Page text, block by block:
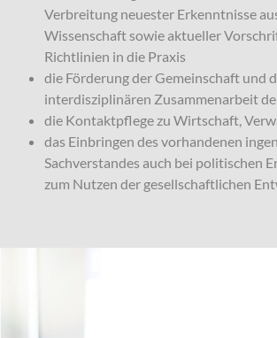
Verbreitung neuester Erkenntnisse
Wissenschaft sowie aktueller
Richtlinien in die Praxis
die Förderung der Gemeinschaft und
interdisziplinären Zusammenarbeit
die Kontaktpflege zu Wirtschaft,
das Einbringen des vorhandenen
Sachverstandes auch bei politischen
zum Nutzen der gesellschaftlichen